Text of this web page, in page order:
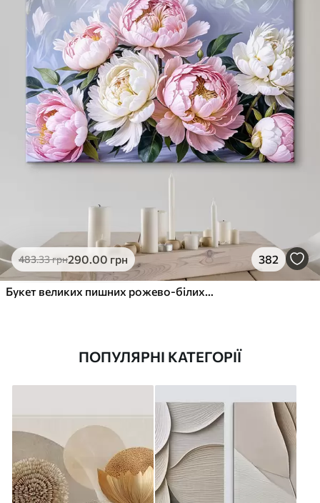
483.33грн290.00 грн 382
Букет великих пишних рожево-білих квітів півонії із зеленим листям на м’якому розмитому фоні
ПОПУЛЯРНІ КАТЕГОРІЇ